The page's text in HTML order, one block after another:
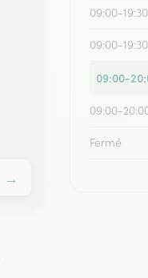
→
09:00-19:30
09:00-19:30
09:00-
09:00-
Fermé